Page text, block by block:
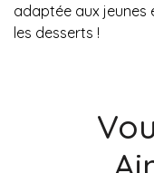
adaptée aux jeunes
les desserts !